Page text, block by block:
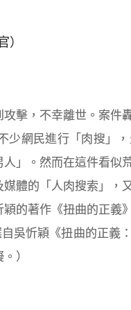
）
擊，不幸離世。案件
少網民進行「肉搜」
人」。然而在這件看
體的「人肉搜索」，
的著作《扭曲的正義
自吳忻穎《扭曲的正義
）